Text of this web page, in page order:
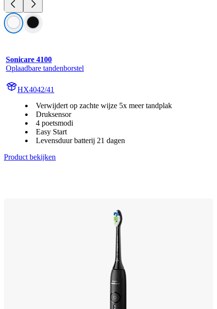
Sonicare 4100
Oplaadbare tandenborstel
HX4042/41
Verwijdert op zachte wijze 5x meer tandplak
Druksensor
4 poetsmodi
Easy Start
Levensduur batterij 21 dagen
Product bekijken